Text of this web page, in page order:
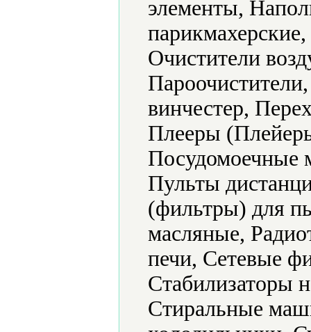
элементы,
Очистители
винчестер,
Плееры
Посудомоечные
Пульты
(фильтры) для
масляные,
печи, Сетевые
Стабилизаторы
Стиральные